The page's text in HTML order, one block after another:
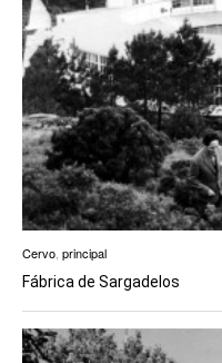
Cervo principal
Fábrica de Sargadelos